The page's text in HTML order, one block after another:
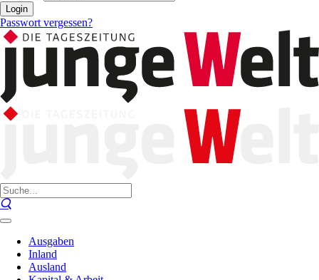
Login
Passwort vergessen?
Ausgaben
Inland
Ausland